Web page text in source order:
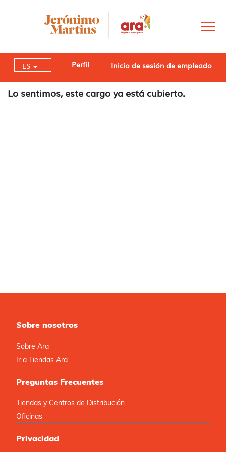
ES Perfil Inicio de sesión de empleado
Lo sentimos, este cargo ya está cubierto.
Sobre nosotros
Sobre Ara
Ir a Tiendas Ara
Preguntas Frecuentes
Tiendas y Centros de Distribución
Oficinas
Privacidad